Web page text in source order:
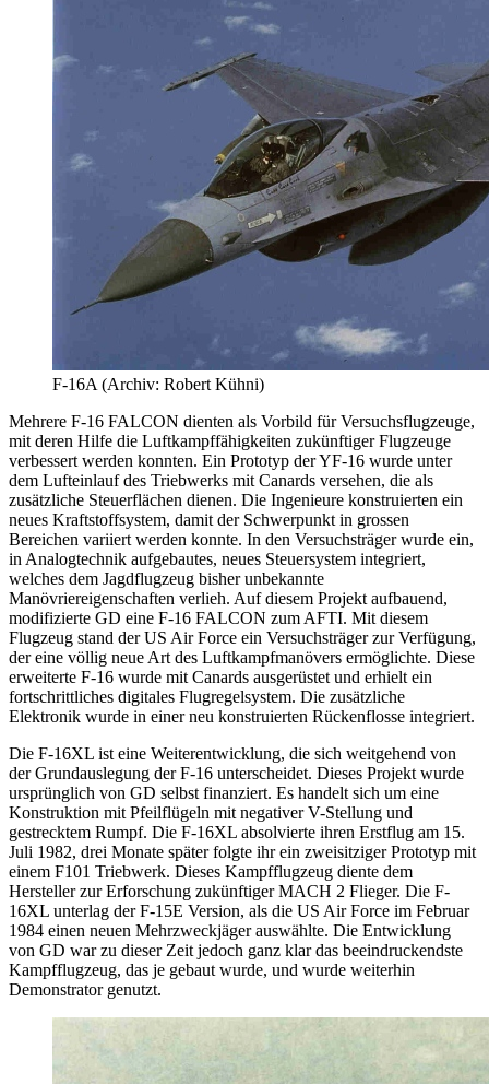
F-16A (Archiv: Robert Kühni)
Mehrere F-16 FALCON dienten als Vorbild für Versuchsflugzeuge,
mit deren Hilfe die Luftkampffähigkeiten zukünftiger Flugzeuge
verbessert werden konnten. Ein Prototyp der YF-16 wurde unter
dem Lufteinlauf des Triebwerks mit Canards versehen, die als
zusätzliche Steuerflächen dienen. Die Ingenieure konstruierten ein
neues Kraftstoffsystem, damit der Schwerpunkt in grossen
Bereichen variiert werden konnte. In den Versuchsträger wurde ein,
in Analogtechnik aufgebautes, neues Steuersystem integriert,
welches dem Jagdflugzeug bisher unbekannte
Manövriereigenschaften verlieh. Auf diesem Projekt aufbauend,
modifizierte GD eine F-16 FALCON zum AFTI. Mit diesem
Flugzeug stand der US Air Force ein Versuchsträger zur Verfügung,
der eine völlig neue Art des Luftkampfmanövers ermöglichte. Diese
erweiterte F-16 wurde mit Canards ausgerüstet und erhielt ein
fortschrittliches digitales Flugregelsystem. Die zusätzliche
Elektronik wurde in einer neu konstruierten Rückenflosse integriert.
Die F-16XL ist eine Weiterentwicklung, die sich weitgehend von
der Grundauslegung der F-16 unterscheidet. Dieses Projekt wurde
ursprünglich von GD selbst finanziert. Es handelt sich um eine
Konstruktion mit Pfeilflügeln mit negativer V-Stellung und
gestrecktem Rumpf. Die F-16XL absolvierte ihren Erstflug am 15.
Juli 1982, drei Monate später folgte ihr ein zweisitziger Prototyp mit
einem F101 Triebwerk. Dieses Kampfflugzeug diente dem
Hersteller zur Erforschung zukünftiger MACH 2 Flieger. Die F-
16XL unterlag der F-15E Version, als die US Air Force im Februar
1984 einen neuen Mehrzweckjäger auswählte. Die Entwicklung
von GD war zu dieser Zeit jedoch ganz klar das beeindruckendste
Kampfflugzeug, das je gebaut wurde, und wurde weiterhin
Demonstrator genutzt.